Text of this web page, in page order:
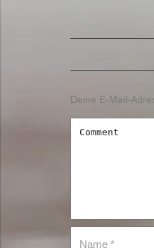
Deine E-Mail-